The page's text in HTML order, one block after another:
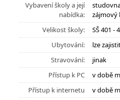
Vybavení školy a její
nabídka:
zájmový
Velikost školy:
SŠ 401 -
Ubytování:
lze
Stravování:
jinak
Přístup k PC
v době
Přístup k internetu
v době